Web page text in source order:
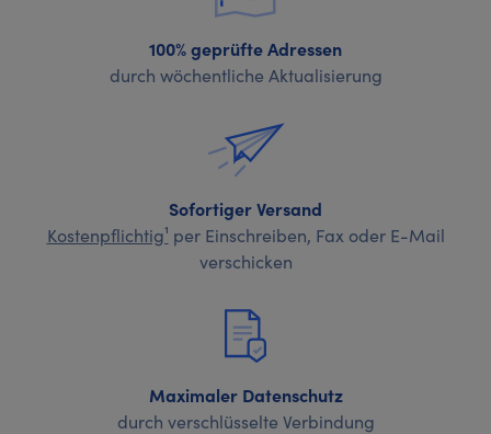
100% geprüfte Adressen
durch wöchentliche Aktualisierung
Sofortiger Versand
Kostenpflichtig¹ per Einschreiben, Fax oder E-Mail
verschicken
Maximaler Datenschutz
durch verschlüsselte Verbindung